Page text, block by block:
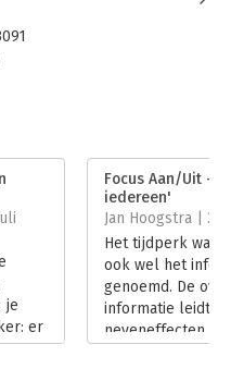
Spectrum
effectiviteit
je
er
Focus Aan/Uit -
iedereen'
Jan Hoogstra | 24
Het tijdperk
ook wel het
genoemd. De
informatie leidt
neveneffecten,